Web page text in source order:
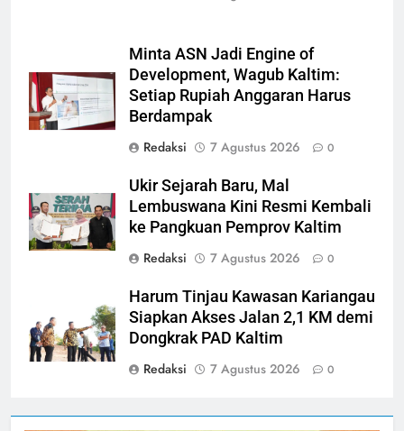
Minta ASN Jadi Engine of
Development, Wagub Kaltim:
Setiap Rupiah Anggaran Harus
Berdampak
Redaksi
7 Agustus 2026 0
Ukir Sejarah Baru, Mal
Lembuswana Kini Resmi Kembali
ke Pangkuan Pemprov Kaltim
Redaksi
7 Agustus 2026 0
Harum Tinjau Kawasan Kariangau
Siapkan Akses Jalan 2,1 KM demi
Dongkrak PAD Kaltim
Redaksi
7 Agustus 2026 0